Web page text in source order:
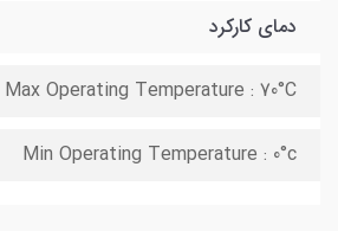
دمای کارکرد
Max Operating Temperature : 70°C
Min Operating Temperature : 0°c